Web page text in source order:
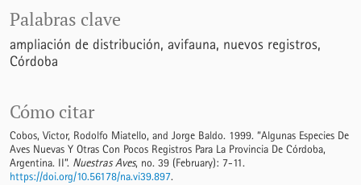
Palabras clave
ampliación de distribución avifauna nuevos registros
Córdoba
Cómo citar
Cobos, Victor, Rodolfo Miatello, and Jorge Baldo. 1999. “Algunas Especies De
Aves Nuevas Y Otras Con Pocos Registros Para La Provincia De Córdoba,
Argentina. II”. Nuestras Aves, no. 39 (February): 7-11.
https://doi.org/10.56178/na.vi39.897.